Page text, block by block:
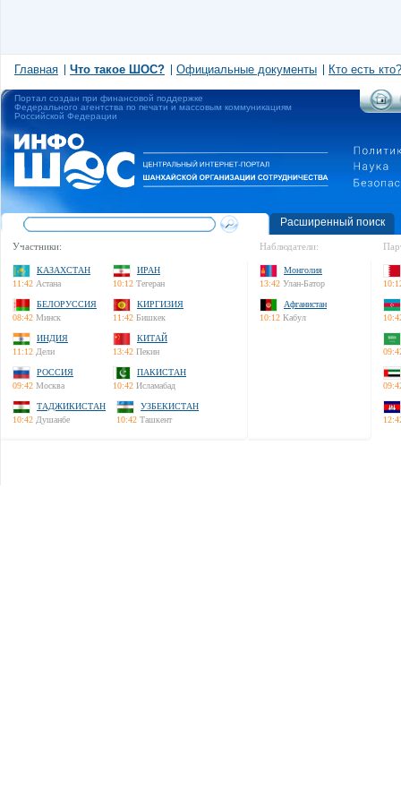
Главная Что такое ШОС? Официальные документы Кто есть кто?
Портал создан при финансовой поддержке
Федерального агентства по печати и массовым коммуникациям
Российской Федерации
Расширенный поиск
Участники:
КАЗАХСТАН
11:42 Астана
ИРАН
10:12 Тегеран
БЕЛОРУССИЯ
08:42 Минск
КИРГИЗИЯ
11:42 Бишкек
ИНДИЯ
11:12 Дели
КИТАЙ
13:42 Пекин
РОССИЯ
09:42 Москва
ПАКИСТАН
10:42 Исламабад
ТАДЖИКИСТАН
10:42 Душанбе
УЗБЕКИСТАН
10:42 Ташкент
Наблюдатели:
Монголия
13:42 Улан-Батор
Афганистан
10:12 Кабул